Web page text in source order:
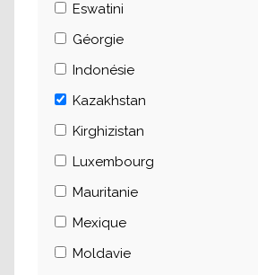
Eswatini
Géorgie
Indonésie
Kazakhstan
Kirghizistan
Luxembourg
Mauritanie
Mexique
Moldavie